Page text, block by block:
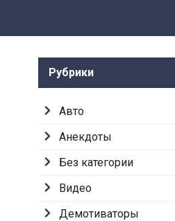
Рубрики
Авто
Анекдоты
Без категории
Видео
Демотиваторы